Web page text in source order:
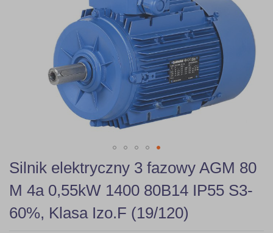
Skip
to
the
beginning
of
the
Silnik elektryczny 3 fazowy AGM 80
M 4a 0,55kW 1400 80B14 IP55 S3-
60%, Klasa Izo.F (19/120)